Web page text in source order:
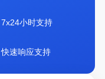
7x24小时支持
快速响应支持